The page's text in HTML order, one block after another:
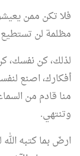
فلا تكن ممن
مظلمة لن
لذلك، كن نفسك،
أفكارك، اصنع
منا قادم من
وتنتهي.
ارضَ بما كتبه